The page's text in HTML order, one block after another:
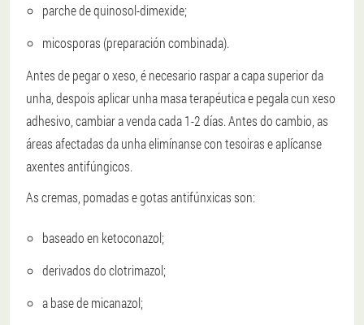
parche de quinosol-dimexide;
micosporas (preparación combinada).
Antes de pegar o xeso, é necesario raspar a capa superior da
unha, despois aplicar unha masa terapéutica e pegala cun xeso
adhesivo, cambiar a venda cada 1-2 días. Antes do cambio, as
áreas afectadas da unha elimínanse con tesoiras e aplícanse
axentes antifúngicos.
As cremas, pomadas e gotas antifúnxicas son:
baseado en ketoconazol;
derivados do clotrimazol;
a base de micanazol;